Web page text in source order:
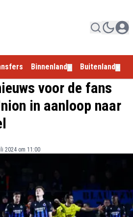
Binnenland Buitenland
voor de fans
in aanloop naar
2024 om 11:00